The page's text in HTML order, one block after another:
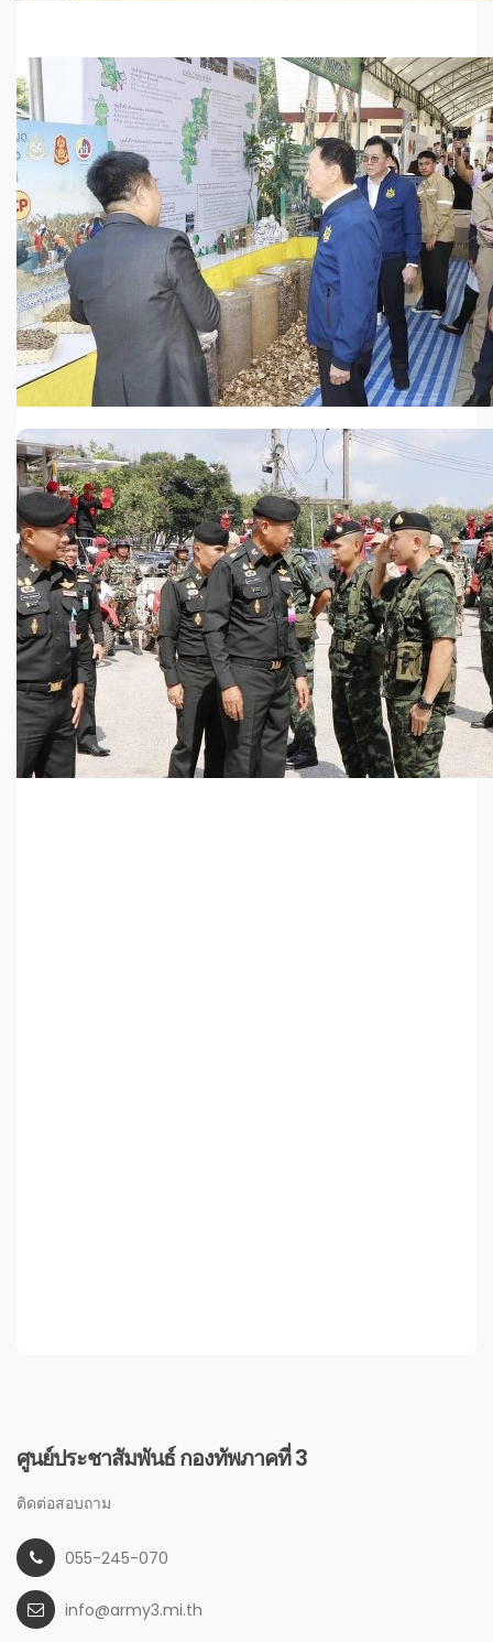
ศูนย์ประชาสัมพันธ์ กองทัพภาคที่ 3
ติดต่อสอบถาม
055-245-070
info@army3.mi.th